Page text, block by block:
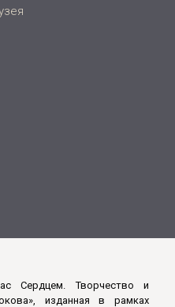
Сердцем. Творчество и
изданная в рамках